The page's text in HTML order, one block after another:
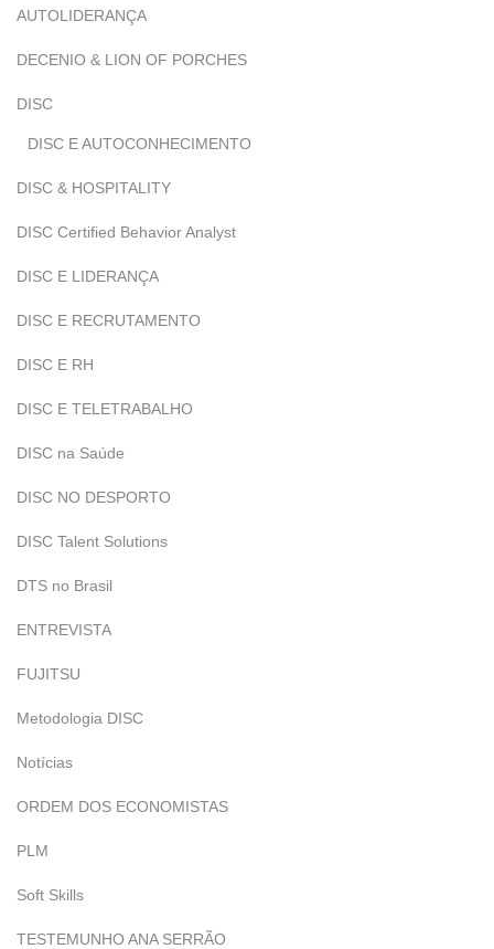
AUTOLIDERANÇA
DECENIO & LION OF PORCHES
DISC
DISC E AUTOCONHECIMENTO
DISC & HOSPITALITY
DISC Certified Behavior Analyst
DISC E LIDERANÇA
DISC E RECRUTAMENTO
DISC E RH
DISC E TELETRABALHO
DISC na Saúde
DISC NO DESPORTO
DISC Talent Solutions
DTS no Brasil
ENTREVISTA
FUJITSU
Metodologia DISC
Notícias
ORDEM DOS ECONOMISTAS
PLM
Soft Skills
TESTEMUNHO ANA SERRÃO